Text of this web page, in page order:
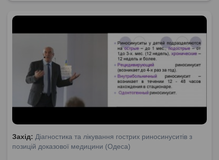
Захід: Діагностика та лікування гострих риносинуситів з
позицій доказової медицини (Одеса)